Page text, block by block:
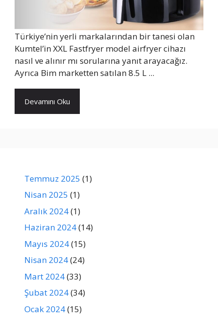
Türkiye’nin yerli markalarından bir tanesi olan
Kumtel’in XXL Fastfryer model airfryer cihazı
nasıl ve alınır mı sorularına yanıt arayacağız.
Ayrıca Bim marketten satılan 8.5 L ...
Devamını Oku
Temmuz 2025 (1)
Nisan 2025 (1)
Aralık 2024(1)
Haziran 2024(14)
Mayıs 2024(15)
Nisan 2024(24)
Mart 2024(33)
Şubat 2024(34)
Ocak 2024(15)